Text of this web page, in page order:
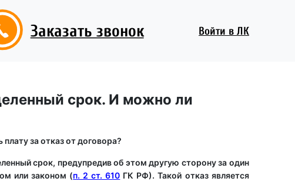
Заказать звонок Войти в ЛК
срок. И можно ли
за отказ от договора?
срок, предупредив об этом другую сторону за один
или законом (п. 2 ст. 610 ГК РФ). Такой отказ является